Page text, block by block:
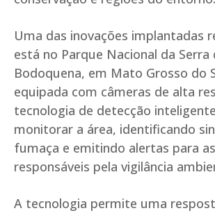
Uma das inovações implantadas
está no Parque Nacional da Serra
Bodoquena, em Mato Grosso do
equipada com câmeras de alta
tecnologia de detecção
monitorar a área, identificando
fumaça e emitindo alertas para
responsáveis pela vigilância
A tecnologia permite uma